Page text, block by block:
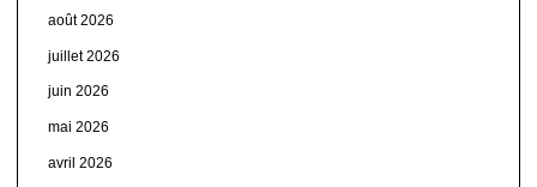
août 2026
juillet 2026
juin 2026
mai 2026
avril 2026